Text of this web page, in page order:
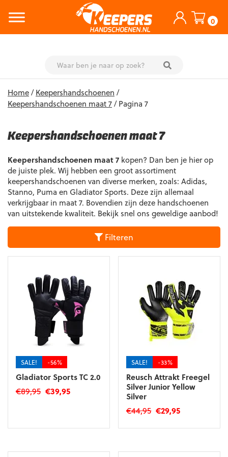
0
content
Home/Keepershandschoenen /
Keepershandschoenen maat 7/ Pagina 7
Keepershandschoenen maat 7
Keepershandschoenen maat 7 kopen? Dan ben je hier op
de juiste plek. Wij hebben een groot assortiment
keepershandschoenen van diverse merken, zoals: Adidas,
Stanno, Puma en Gladiator Sports. Deze zijn allemaal
verkrijgbaar in maat 7. Bovendien zijn deze handschoenen
van uitstekende kwaliteit. Bekijk snel ons geweldige aanbod!
Filteren
SALE! -56%
Gladiator Sports TC 2.0
€89,95 Oorspronkelijke
€39,95Huidige
heeft
SALE! -33%
Reusch Attrakt Freegel
Silver Junior Yellow
Silver
€44,95 Oorspronkelijke
was:
€29,95Huidige
is: